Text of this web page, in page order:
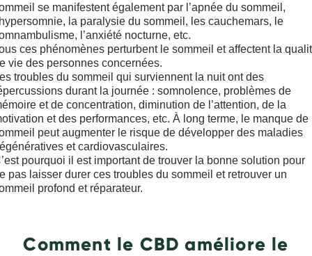
se manifestent également par l’apnée du sommeil,
la paralysie du sommeil, les cauchemars, le
l’anxiété nocturne, etc.
ces phénomènes perturbent le sommeil et affectent la
vie des personnes concernées.
troubles du sommeil qui surviennent la nuit ont des
durant la journée : somnolence, problèmes de
et de concentration, diminution de l’attention, de la
et des performances, etc. À long terme, le manque de
peut augmenter le risque de développer des maladies
et cardiovasculaires.
pourquoi il est important de trouver la bonne solution pour
pas laisser durer ces troubles du sommeil et retrouver un
profond et réparateur.
Comment le CBD améliore le